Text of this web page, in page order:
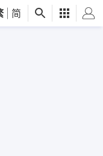
简